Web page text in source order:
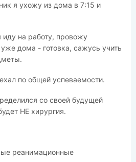
я ухожу из дома в 7:15 и
иду на работу, провожу
дома - готовка, сажусь учить
по общей успеваемости.
со своей будущей
НЕ хирургия.
реанимационные